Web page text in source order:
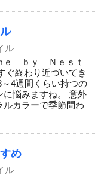
ル
ｍｅ ｂｙ Ｎｅｓｔ
ぐ終わり近づいてき
4週間くらい持つの
に悩みますね。 意外
ルカラーで季節問わ
め
ル